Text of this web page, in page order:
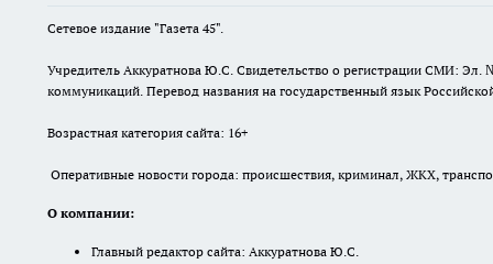
Сетевое издание "Газета 45".
Учредитель Аккуратнова Ю.С. Свидетельство о регистрации СМИ: Эл.
коммуникаций. Перевод названия на государственный язык
Возрастная категория сайта: 16+
Оперативные новости города: происшествия, криминал, ЖКХ,
О компании:
Главный редактор сайта: Аккуратнова Ю.С.